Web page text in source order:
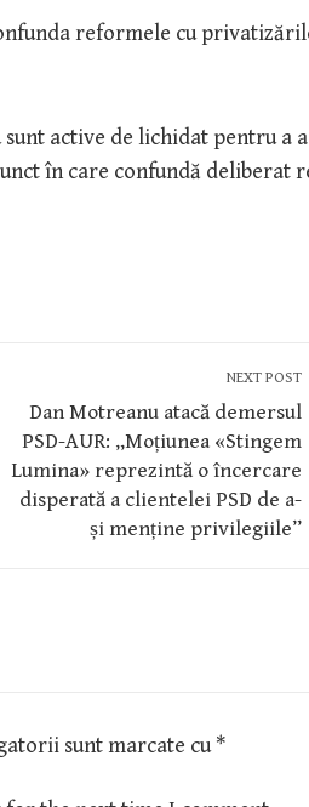
reformele cu
active de lichidat pentru a
în care confundă deliberat
NEXT POST
Dan Motreanu atacă demersul
PSD-AUR: „Moțiunea «Stingem
Lumina» reprezintă o încercare
disperată a clientelei PSD de a-
și menține privilegiile”
sunt marcate cu*